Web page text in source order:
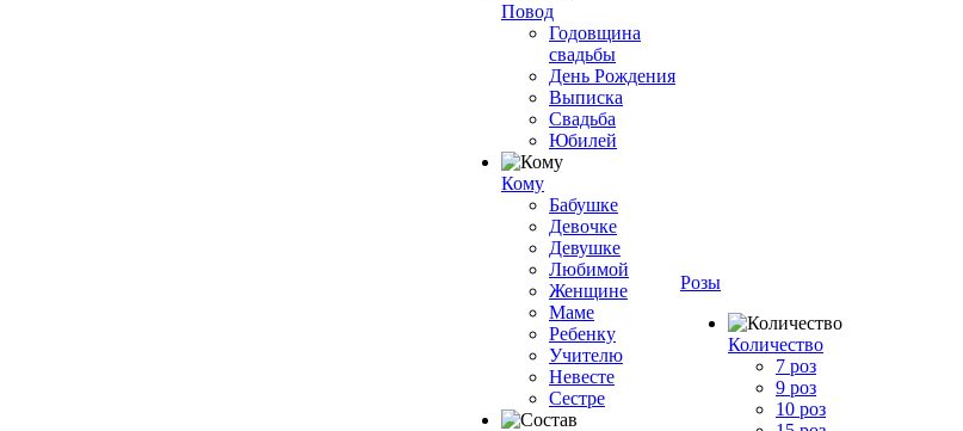
Повод
Годовщина
свадьбы
День Рождения
Выписка
Свадьба
Юбилей
Кому
Бабушке
Девочке
Девушке
Любимой
Женщине
Маме
Ребенку
Учителю
Невесте
Сестре
Розы
Количество
7 роз
9 роз
10 роз